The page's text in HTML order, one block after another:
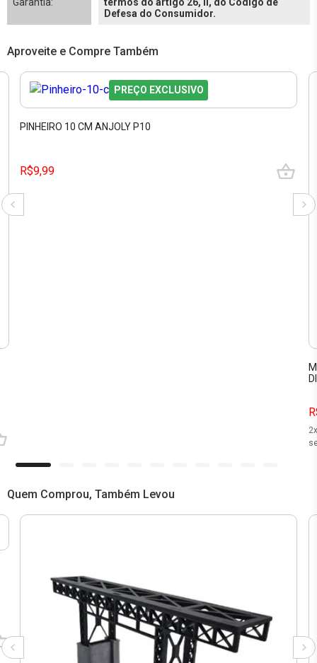
Defesa do Consumidor.
Aproveite e Compre Também
PREÇO EXCLUSIVO
PINHEIRO 10 CM ANJOLY P10
R$9,99
2
Quem Comprou, Também Levou